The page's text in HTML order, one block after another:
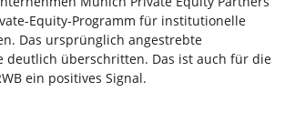
Equity-Programm für institutionelle
Das ursprünglich angestrebte
deutlich überschritten. Das ist auch für die
ein positives Signal.